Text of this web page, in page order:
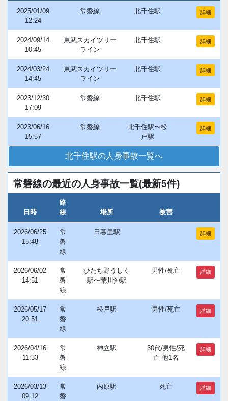
2025/01/09
12:24
常磐線 北千住駅 詳細
2024/09/14
10:45
東武スカイツリー
ライン
北千住駅 詳細
2024/03/24
14:45
東武スカイツリー
ライン
北千住駅 詳細
2023/12/30
17:09
常磐線 北千住駅 詳細
2023/06/16
15:57
常磐線
北千住駅〜松
戸駅
詳細
北千住駅の人身事故一覧へ
常磐線の最近の人身事故一覧(最新5件)
日時
路
線
場所 被害
2026/06/25
15:48
常
磐
線
日暮里駅 詳細
2026/06/02
14:51
常
磐
線
ひたち野うしく
駅〜荒川沖駅
男性/死亡 詳細
2026/05/17
20:51
常
磐
線
松戸駅 男性/死亡 詳細
2026/04/16
11:33
常
磐
線
神立駅
30代/男性/死
亡 他1名
詳細
2026/03/13
09:12
常
磐
内原駅 死亡 詳細